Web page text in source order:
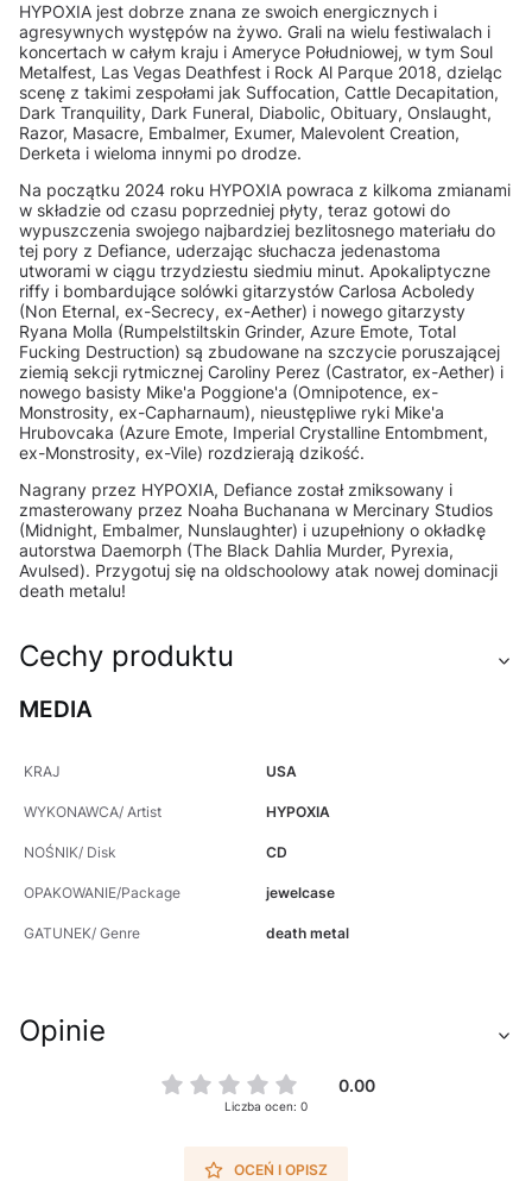
HYPOXIA jest dobrze znana ze swoich energicznych i
agresywnych występów na żywo. Grali na wielu festiwalach i
koncertach w całym kraju i Ameryce Południowej, w tym Soul
Metalfest, Las Vegas Deathfest i Rock Al Parque 2018, dzieląc
scenę z takimi zespołami jak Suffocation, Cattle Decapitation,
Dark Tranquility, Dark Funeral, Diabolic, Obituary, Onslaught,
Razor, Masacre, Embalmer, Exumer, Malevolent Creation,
Derketa i wieloma innymi po drodze.
Na początku 2024 roku HYPOXIA powraca z kilkoma zmianami
w składzie od czasu poprzedniej płyty, teraz gotowi do
wypuszczenia swojego najbardziej bezlitosnego materiału do
tej pory z Defiance, uderzając słuchacza jedenastoma
utworami w ciągu trzydziestu siedmiu minut. Apokaliptyczne
riffy i bombardujące solówki gitarzystów Carlosa Acboledy
(Non Eternal, ex-Secrecy, ex-Aether) i nowego gitarzysty
Ryana Molla (Rumpelstiltskin Grinder, Azure Emote, Total
Fucking Destruction) są zbudowane na szczycie poruszającej
ziemią sekcji rytmicznej Caroliny Perez (Castrator, ex-Aether) i
nowego basisty Mike'a Poggione'a (Omnipotence, ex-
Monstrosity, ex-Capharnaum), nieustępliwe ryki Mike'a
Hrubovcaka (Azure Emote, Imperial Crystalline Entombment,
ex-Monstrosity, ex-Vile) rozdzierają dzikość.
Nagrany przez HYPOXIA, Defiance został zmiksowany i
zmasterowany przez Noaha Buchanana w Mercinary Studios
(Midnight, Embalmer, Nunslaughter) i uzupełniony o okładkę
autorstwa Daemorph (The Black Dahlia Murder, Pyrexia,
Avulsed). Przygotuj się na oldschoolowy atak nowej dominacji
death metalu!
Cechy produktu
MEDIA
KRAJ USA
WYKONAWCA/ Artist HYPOXIA
NOŚNIK/ Disk CD
OPAKOWANIE/Package jewelcase
GATUNEK/ Genre death metal
Opinie
0.00
Liczba ocen: 0
OCEŃ I OPISZ